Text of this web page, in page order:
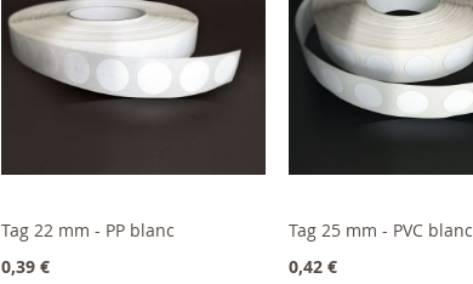
Tag 22 mm - PP blanc
0,39 €
En rupture de stock
Tag 25 mm - PVC blanc
0,42 €